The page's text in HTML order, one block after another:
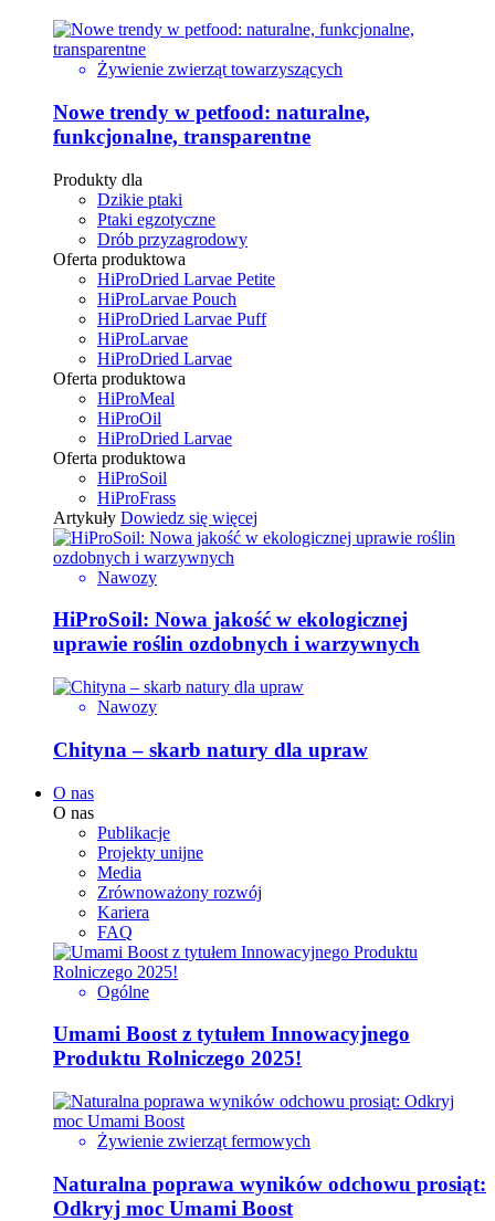
Żywienie zwierząt towarzyszących
Nowe trendy w petfood: naturalne,
funkcjonalne, transparentne
Produkty dla
Dzikie ptaki
Ptaki egzotyczne
Drób przyzagrodowy
Oferta produktowa
HiProDried Larvae Petite
HiProLarvae Pouch
HiProDried Larvae Puff
HiProLarvae
HiProDried Larvae
Oferta produktowa
HiProMeal
HiProOil
HiProDried Larvae
Oferta produktowa
HiProSoil
HiProFrass
Artykuły Dowiedz się więcej
Nawozy
HiProSoil: Nowa jakość w ekologicznej
uprawie roślin ozdobnych i warzywnych
Nawozy
Chityna – skarb natury dla upraw
O nas
O nas
Publikacje
Projekty unijne
Media
Zrównoważony rozwój
Kariera
FAQ
Ogólne
Umami Boost z tytułem Innowacyjnego
Produktu Rolniczego 2025!
Żywienie zwierząt fermowych
Naturalna poprawa wyników odchowu prosiąt:
Odkryj moc Umami Boost